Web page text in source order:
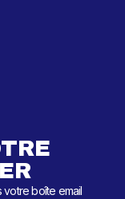
votre boîte email